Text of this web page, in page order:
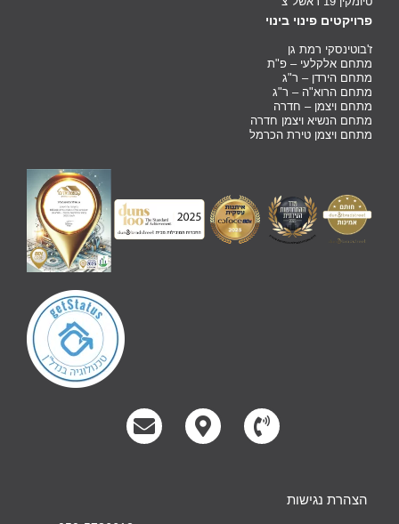
פרויקטים פינוי בינוי
ז'בוטינסקי רמת גן
מתחם אלקלעי – פ"ת
מתחם הירדן – ר"ג
מתחם הרוא"ה – ר"ג
מתחם ויצמן – חדרה
מתחם הנשיא ויצמן חדרה
מתחם ויצמן טירת הכרמל
הצהרת נגישות